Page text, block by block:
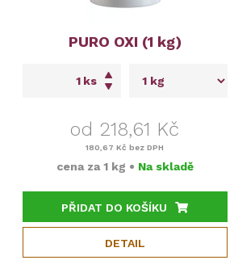
PURO OXI (1 kg)
ks
od 218,61 Kč
180,67 Kč bez DPH
cena za 1 kg • Na skladě
PŘIDAT DO KOŠÍKU
DETAIL